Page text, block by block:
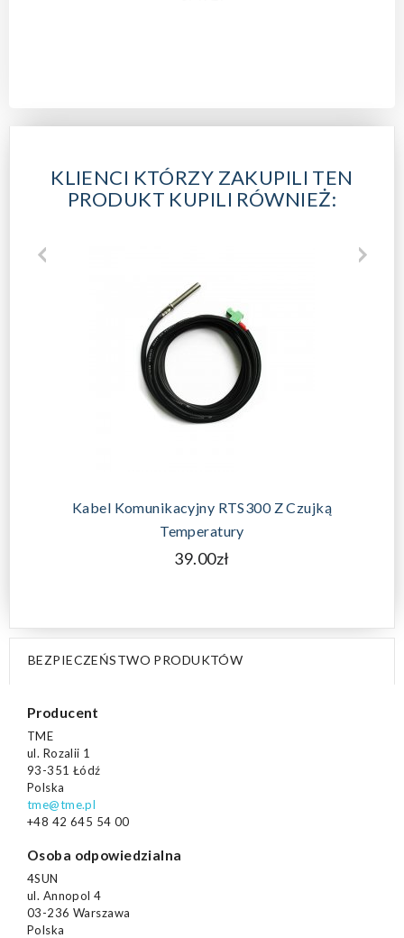
KLIENCI KTÓRZY ZAKUPILI TEN
PRODUKT KUPILI RÓWNIEŻ:
Kabel Komunikacyjny RTS300 Z Czujką
Temperatury
39.00zł
BEZPIECZEŃSTWO PRODUKTÓW
Producent
TME
ul. Rozalii 1
93-351 Łódź
Polska
tme@tme.pl
+48 42 645 54 00
Osoba odpowiedzialna
4SUN
ul. Annopol 4
03-236 Warszawa
Polska